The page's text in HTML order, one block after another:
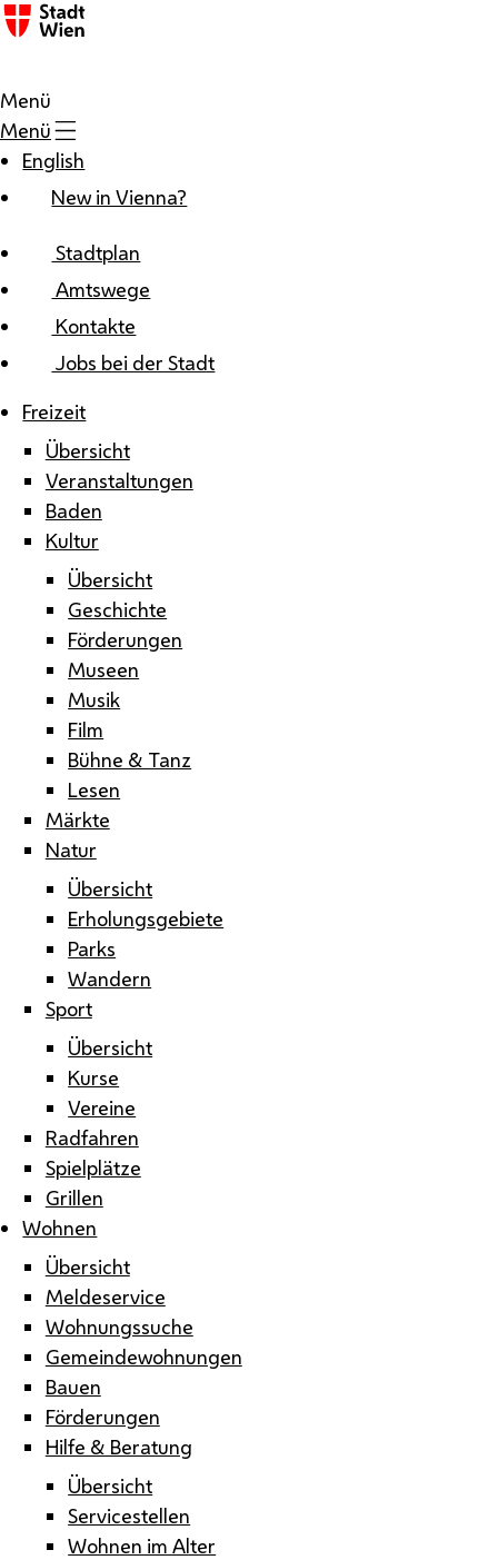
Zum Inhalt
Menü
Menü
English
New in Vienna?
Stadtplan
Amtswege
Kontakte
Jobs bei der Stadt
Freizeit
Übersicht
Veranstaltungen
Baden
Kultur
Übersicht
Geschichte
Förderungen
Museen
Musik
Film
Bühne & Tanz
Lesen
Märkte
Natur
Übersicht
Erholungsgebiete
Parks
Wandern
Sport
Übersicht
Kurse
Vereine
Radfahren
Spielplätze
Grillen
Wohnen
Übersicht
Meldeservice
Wohnungssuche
Gemeindewohnungen
Bauen
Förderungen
Hilfe & Beratung
Übersicht
Servicestellen
Wohnen im Alter